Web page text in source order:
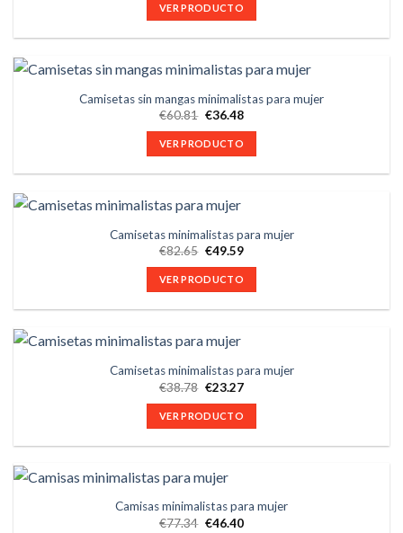
VER PRODUCTO
Camisetas sin mangas minimalistas para mujer
€60.81 €36.48
VER PRODUCTO
Camisetas minimalistas para mujer
€82.65 €49.59
VER PRODUCTO
Camisetas minimalistas para mujer
€38.78 €23.27
VER PRODUCTO
Camisas minimalistas para mujer
€77.34 €46.40